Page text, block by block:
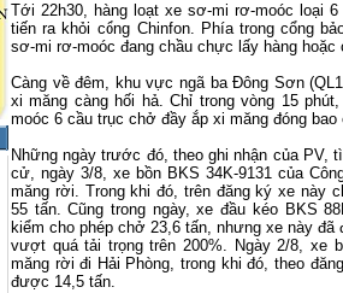
Tới 22h30, hàng loạt xe sơ-mi rơ-moóc loại
tiến ra khỏi cổng Chinfon. Phía trong cổng
sơ-mi rơ-moóc đang chầu chực lấy hàng
Càng về đêm, khu vực ngã ba Đông Sơn
xi măng càng hối hả. Chỉ trong vòng 15
moóc 6 cầu trục chở đầy ắp xi măng đóng
Những ngày trước đó, theo ghi nhận của
cử, ngày 3/8, xe bồn BKS 34K-9131 của
măng rời. Trong khi đó, trên đăng ký xe này
55 tấn. Cũng trong ngày, xe đầu kéo BKS
kiểm cho phép chở 23,6 tấn, nhưng xe này
vượt quá tải trọng trên 200%. Ngày 2/8, xe
măng rời đi Hải Phòng, trong khi đó, theo
được 14,5 tấn.